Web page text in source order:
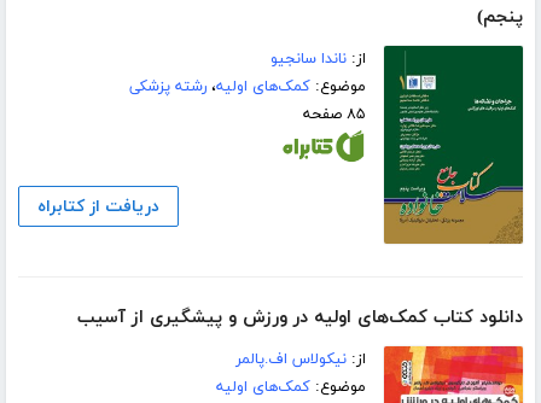
پنجم)
از:ناندا سانجیو
موضوع:کمک‌های اولیه،رشته پزشکی
۸۵ صفحه
دریافت از کتابراه
دانلود کتاب کمک‌های اولیه در ورزش و پیشگیری از آسیب
از:نیکولاس اف.پالمر
موضوع:کمک‌های اولیه